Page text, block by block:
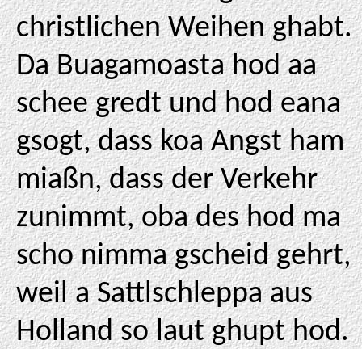
christlichen Weihen ghabt.
Da Buagamoasta hod aa
schee gredt und hod eana
gsogt, dass koa Angst ham
miaßn, dass der Verkehr
zunimmt, oba des hod ma
scho nimma gscheid gehrt,
weil a Sattlschleppa aus
Holland so laut ghupt hod.